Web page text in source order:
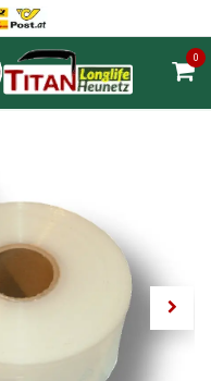
0